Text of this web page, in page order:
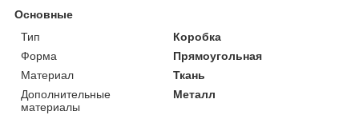
Основные
Тип
Коробка
Форма
Прямоугольная
Материал
Ткань
Дополнительные
материалы
Металл